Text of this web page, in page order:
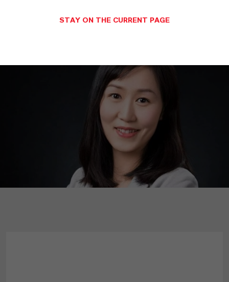
STAY ON THE CURRENT PAGE